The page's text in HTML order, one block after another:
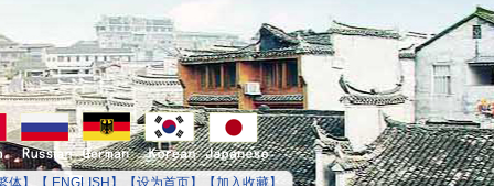
体】【 ENGLISH 】【设为首页】【加入收藏】